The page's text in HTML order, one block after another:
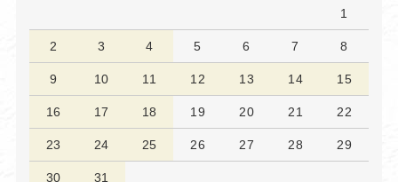
1
2 3 4 5 6 7 8
9 10 11 12 13 14 15
16 17 18 19 20 21 22
23 24 25 26 27 28 29
30 31